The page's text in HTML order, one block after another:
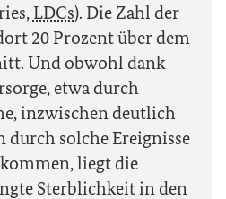
, LDCs). Die Zahl der
20 Prozent über dem
Und obwohl dank
etwa durch
inzwischen deutlich
durch solche Ereignisse
liegt die
Sterblichkeit in den